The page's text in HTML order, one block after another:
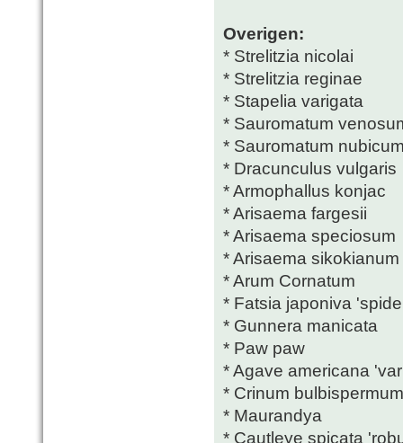
Overigen:
* Strelitzia nicolai
* Strelitzia reginae
* Stapelia varigata
* Sauromatum
* Sauromatum
* Dracunculus vulgaris
* Armophallus konjac
* Arisaema fargesii
* Arisaema speciosum
* Arisaema sikokianum
* Arum Cornatum
* Fatsia japoniva
* Gunnera manicata
* Paw paw
* Agave americana
* Crinum bulbispermum
* Maurandya
* Cautleye spicata